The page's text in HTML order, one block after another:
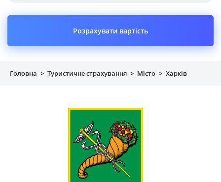
Розрахувати вартість
Головна > Туристичне страхування > Місто > Харків